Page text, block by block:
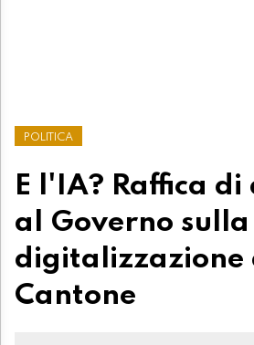
POLITICA
E l'IA? Raffica
al Governo sulla
digitalizzazione
Cantone